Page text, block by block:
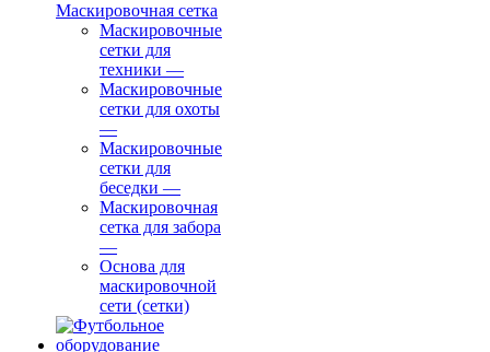
Маскировочная сетка
Маскировочные
сетки для
техники —
Маскировочные
сетки для охоты
—
Маскировочные
сетки для
беседки —
Маскировочная
сетка для забора
—
Основа для
маскировочной
сети (сетки)